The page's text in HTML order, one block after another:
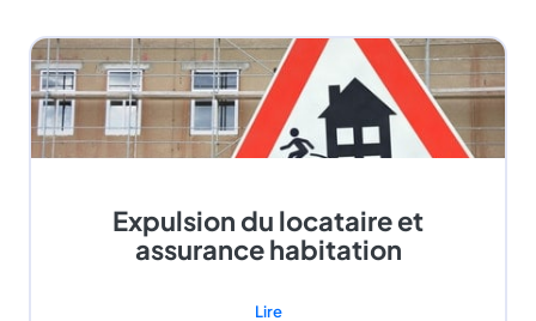
Expulsion du locataire et
assurance habitation
Lire